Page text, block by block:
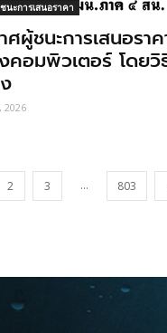
นะการเสนอราคา
ศผู้ชนะการเสนอรา
คอมพิวเตอร์ โดยวิ
2026
2 3 ... 803